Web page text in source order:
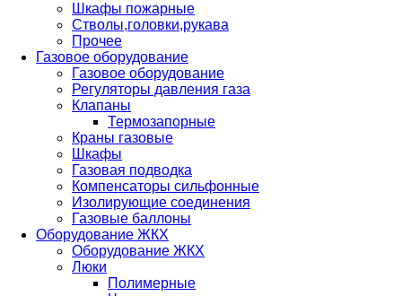
Шкафы пожарные
Стволы,головки,рукава
Прочее
Газовое оборудование
Газовое оборудование
Регуляторы давления газа
Клапаны
Термозапорные
Краны газовые
Шкафы
Газовая подводка
Компенсаторы сильфонные
Изолирующие соединения
Газовые баллоны
Оборудование ЖКХ
Оборудование ЖКХ
Люки
Полимерные